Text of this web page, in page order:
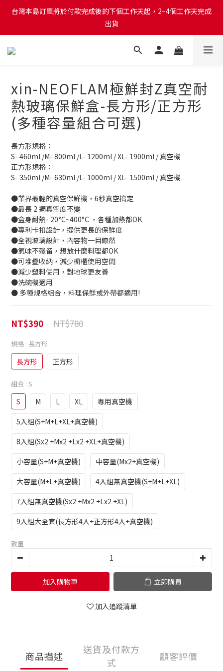
台灣本島訂單將於付款完成後的下個工作天起，2~4個工作天完成
出貨
xin-NEOFLAM極鮮封Z真空耐
熱玻璃保鮮盒-長方形/正方形
(多種容量組合可選)
長方形規格：
S- 460ml /M- 800ml /L- 1200ml / XL- 1900ml / 真空機
正方形規格：
S- 350ml /M- 630ml /L- 1000ml / XL- 1500ml / 真空機
●業界最輕的真空保鮮機，6秒真空搞定
●最長 2 週真空度不變
●盒身耐熱- 20°C~400°C ，各種加熱都OK
●專利卡扣設計，提供更長的保鮮度
●全視玻璃設計，內容物一目瞭然
●氣味不殘留，想放什麼料理都OK
●可堆疊收納，減少櫥櫃使用空間
●減少塑料使用，對地球更友善
●洗碗機適用
● 多種規格組合，料理保鮮或外帶都適用!
NT$780
NT$390
規格 : 長方形
長方形 正方形
組合 : S
S M L XL
專用真空機
5入組(S+M+L+XL+真空機)
8入組(Sx2 +Mx2 +Lx2 +XL+真空機)
小容量(S+M+真空機)
中容量(Mx2+真空機)
大容量(M+L+真空機)
4入組無真空機(S+M+L+XL)
7入組無真空機(Sx2 +Mx2 +Lx2 +XL)
9入組大全套(長方形4入+正方形4入+真空機)
數量
加入購物車 立即購買
加入追蹤清單
商品描述
送貨及付款方
式
顧客評價